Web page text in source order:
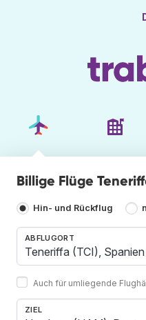
Billige Flüge
Hin- und Rückflug
ABFLUGORT
Auch für umliegende
ZIEL